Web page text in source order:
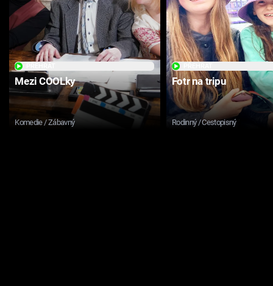
Mezi COOLky
Komedie / Zábavný
Fotr na tripu
Rodinný / Cestopisný